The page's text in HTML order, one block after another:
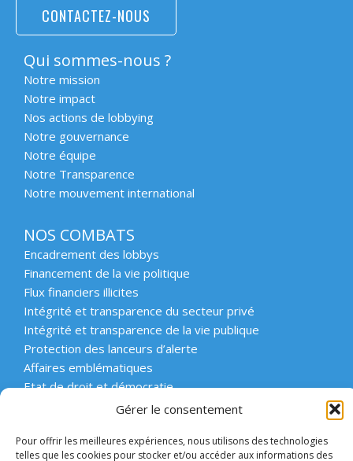
Gérer le consentement
Pour offrir les meilleures expériences, nous utilisons des technologies
telles que les cookies pour stocker et/ou accéder aux informations des
CONTACTEZ-NOUS
Qui sommes-nous ?
Notre mission
Notre impact
Nos actions de lobbying
Notre gouvernance
Notre équipe
Notre Transparence
Notre mouvement international
NOS COMBATS
Encadrement des lobbys
Financement de la vie politique
Flux financiers illicites
Intégrité et transparence du secteur privé
Intégrité et transparence de la vie publique
Protection des lanceurs d’alerte
Affaires emblématiques
Etat de droit et démocratie
Enseignement supérieur et scolaire